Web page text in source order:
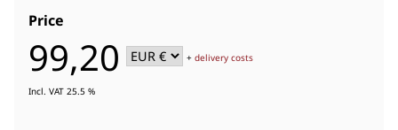
Price
99,20 +delivery costs
Incl. VAT 25.5 %